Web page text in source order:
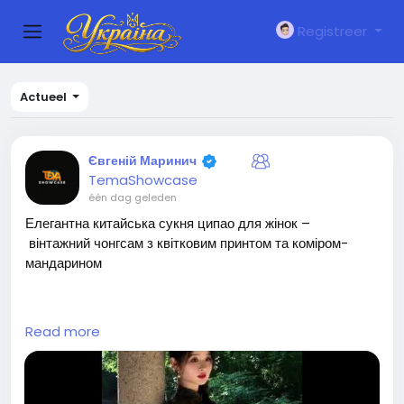
Registreer
Actueel
Євгеній Маринич
TemaShowcase
één dag geleden
Елегантна китайська сукня ципао для жінок –
вінтажний чонгсам з квітковим принтом та коміром-
мандарином
Елегантна китайська сукня ципао –
традиційний весільний та сценічний костюм, довга сукн
мандарином, силует для весілля та культурних подій (с
Read more